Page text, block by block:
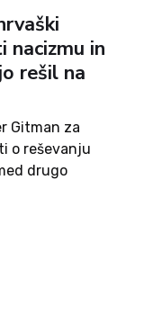
nacizmu in
rešil na
Gitman za
o reševanju
drugo
nenazadnje